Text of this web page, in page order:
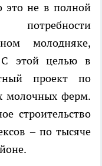
это не в полной
молодняке,
С этой целью в
проект по
молочных ферм.
строительство
– по тысяче